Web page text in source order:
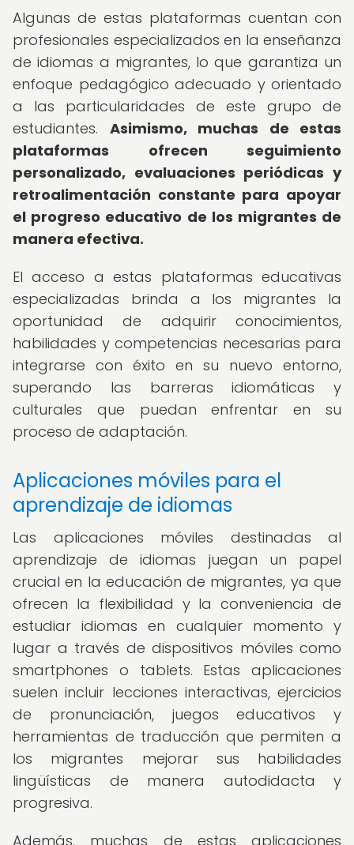
Algunas de estas plataformas cuentan con
profesionales especializados en la enseñanza
de idiomas a migrantes, lo que garantiza un
enfoque pedagógico adecuado y orientado
a las particularidades de este grupo de
estudiantes. Asimismo, muchas de estas
plataformas ofrecen seguimiento
personalizado, evaluaciones periódicas y
retroalimentación constante para apoyar
el progreso educativo de los migrantes de
manera efectiva.
El acceso a estas plataformas educativas
especializadas brinda a los migrantes la
oportunidad de adquirir conocimientos,
habilidades y competencias necesarias para
integrarse con éxito en su nuevo entorno,
superando las barreras idiomáticas y
culturales que puedan enfrentar en su
proceso de adaptación.
Aplicaciones móviles para el
aprendizaje de idiomas
Las aplicaciones móviles destinadas al
aprendizaje de idiomas juegan un papel
crucial en la educación de migrantes, ya que
ofrecen la flexibilidad y la conveniencia de
estudiar idiomas en cualquier momento y
lugar a través de dispositivos móviles como
smartphones o tablets. Estas aplicaciones
suelen incluir lecciones interactivas, ejercicios
de pronunciación, juegos educativos y
herramientas de traducción que permiten a
los migrantes mejorar sus habilidades
lingüísticas de manera autodidacta y
progresiva.
Además, muchas de estas aplicaciones